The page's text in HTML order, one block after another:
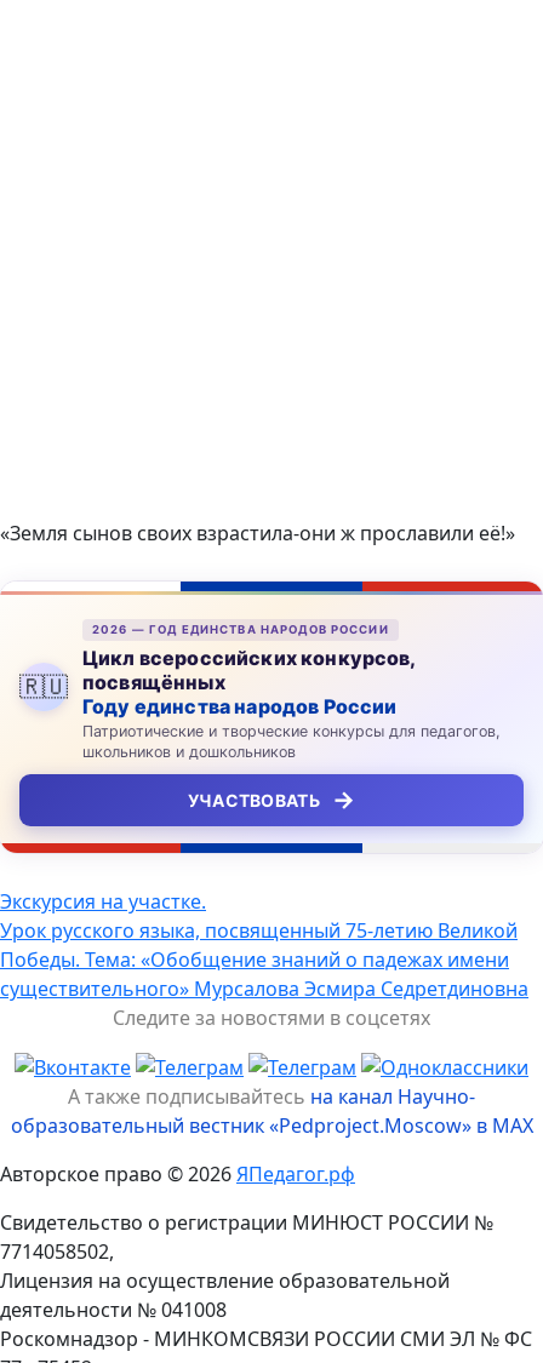
«Земля сынов своих взрастила-они ж прославили её!»
🇷🇺
2026 — ГОД ЕДИНСТВА НАРОДОВ РОССИИ
Цикл всероссийских конкурсов,
посвящённых
Году единства народов России
Патриотические и творческие конкурсы для педагогов,
школьников и дошкольников
УЧАСТВОВАТЬ →
Навигация
по
записям
Экскурсия на участке.
Урок русского языка, посвященный 75-летию Великой
Победы. Тема: «Обобщение знаний о падежах имени
существительного» Мурсалова Эсмира Седретдиновна
Следите за новостями в соцсетях
А также подписывайтесь на канал Научно-
образовательный вестник «Pedproject.Moscow» в MAX
Авторское право © 2026ЯПедагог.рф
Свидетельство о регистрации МИНЮСТ РОССИИ №
7714058502,
Лицензия на осуществление образовательной
деятельности № 041008
Роскомнадзор - МИНКОМСВЯЗИ РОССИИ СМИ ЭЛ № ФС